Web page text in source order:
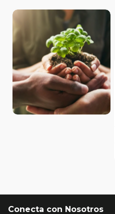
Conecta con Nosotros